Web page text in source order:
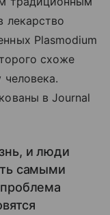
лекарство
Plasmodium
схоже
в Journal
и люди
самыми